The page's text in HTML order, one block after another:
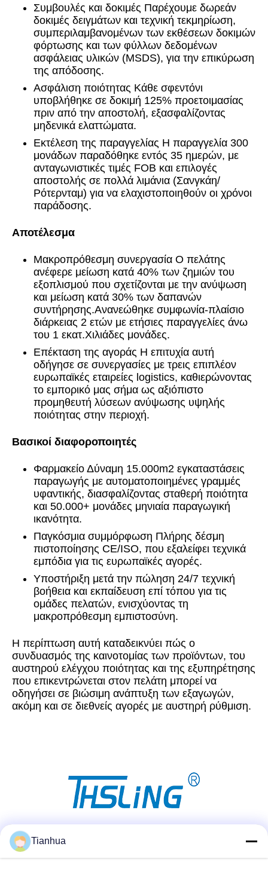
Συμβουλές και δοκιμές Παρέχουμε δωρεάν
δοκιμές δειγμάτων και τεχνική τεκμηρίωση,
συμπεριλαμβανομένων των εκθέσεων δοκιμών
φόρτωσης και των φύλλων δεδομένων
ασφάλειας υλικών (MSDS), για την επικύρωση
της απόδοσης.
Ασφάλιση ποιότητας Κάθε σφεντόνι
υποβλήθηκε σε δοκιμή 125% προετοιμασίας
πριν από την αποστολή, εξασφαλίζοντας
μηδενικά ελαττώματα.
Εκτέλεση της παραγγελίας Η παραγγελία 300
μονάδων παραδόθηκε εντός 35 ημερών, με
ανταγωνιστικές τιμές FOB και επιλογές
αποστολής σε πολλά λιμάνια (Σανγκάη/
Ρότερνταμ) για να ελαχιστοποιηθούν οι χρόνοι
παράδοσης.
Αποτέλεσμα
Μακροπρόθεσμη συνεργασία Ο πελάτης
ανέφερε μείωση κατά 40% των ζημιών του
εξοπλισμού που σχετίζονται με την ανύψωση
και μείωση κατά 30% των δαπανών
συντήρησης.Ανανεώθηκε συμφωνία-πλαίσιο
διάρκειας 2 ετών με ετήσιες παραγγελίες άνω
του 1 εκατ.Χιλιάδες μονάδες.
Επέκταση της αγοράς Η επιτυχία αυτή
οδήγησε σε συνεργασίες με τρεις επιπλέον
ευρωπαϊκές εταιρείες logistics, καθιερώνοντας
το εμπορικό μας σήμα ως αξιόπιστο
προμηθευτή λύσεων ανύψωσης υψηλής
ποιότητας στην περιοχή.
Βασικοί διαφοροποιητές
Φαρμακείο Δύναμη 15.000m2 εγκαταστάσεις
παραγωγής με αυτοματοποιημένες γραμμές
υφαντικής, διασφαλίζοντας σταθερή ποιότητα
και 50.000+ μονάδες μηνιαία παραγωγική
ικανότητα.
Παγκόσμια συμμόρφωση Πλήρης δέσμη
πιστοποίησης CE/ISO, που εξαλείφει τεχνικά
εμπόδια για τις ευρωπαϊκές αγορές.
Υποστήριξη μετά την πώληση 24/7 τεχνική
βοήθεια και εκπαίδευση επί τόπου για τις
ομάδες πελατών, ενισχύοντας τη
μακροπρόθεσμη εμπιστοσύνη.
Η περίπτωση αυτή καταδεικνύει πώς ο
συνδυασμός της καινοτομίας των προϊόντων, του
αυστηρού ελέγχου ποιότητας και της εξυπηρέτησης
που επικεντρώνεται στον πελάτη μπορεί να
οδηγήσει σε βιώσιμη ανάπτυξη των εξαγωγών,
ακόμη και σε διεθνείς αγορές με αυστηρή ρύθμιση.
Tianhua